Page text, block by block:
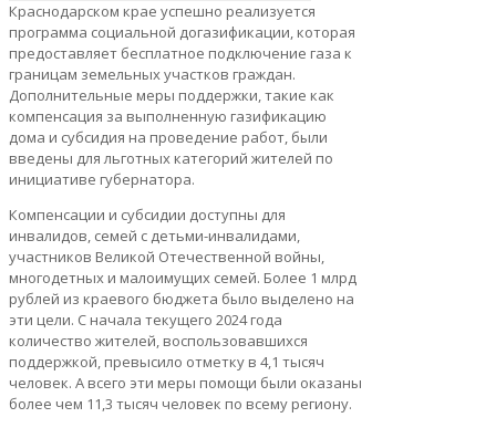
Краснодарском крае успешно реализуется
программа социальной догазификации, которая
предоставляет бесплатное подключение газа к
границам земельных участков граждан.
Дополнительные меры поддержки, такие как
компенсация за выполненную газификацию
дома и субсидия на проведение работ, были
введены для льготных категорий жителей по
инициативе губернатора.
Компенсации и субсидии доступны для
инвалидов, семей с детьми-инвалидами,
участников Великой Отечественной войны,
многодетных и малоимущих семей. Более 1 млрд
рублей из краевого бюджета было выделено на
эти цели. С начала текущего 2024 года
количество жителей, воспользовавшихся
поддержкой, превысило отметку в 4,1 тысяч
человек. А всего эти меры помощи были оказаны
более чем 11,3 тысяч человек по всему региону.